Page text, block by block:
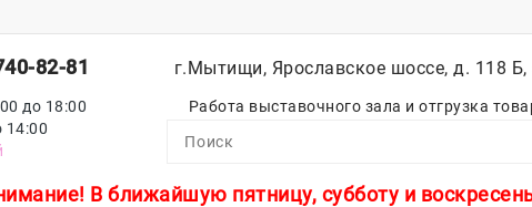
82-81
до 18:00
14:00
г.Мытищи, Ярославское шоссе, д. 118
Работа выставочного зала и отгрузка
В ближайшую пятницу, субботу и